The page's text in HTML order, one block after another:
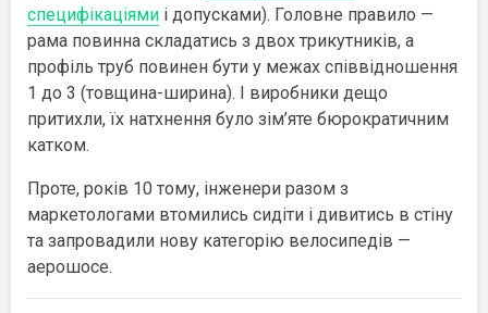
специфікаціями і допусками). Головне правило —
рама повинна складатись з двох трикутників, а
профіль труб повинен бути у межах співвідношення
1 до 3 (товщина-ширина). І виробники дещо
притихли, їх натхнення було зім’яте бюрократичним
катком.
Проте, років 10 тому, інженери разом з
маркетологами втомились сидіти і дивитись в стіну
та запровадили нову категорію велосипедів —
аерошосе.